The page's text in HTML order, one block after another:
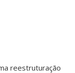
reestruturação